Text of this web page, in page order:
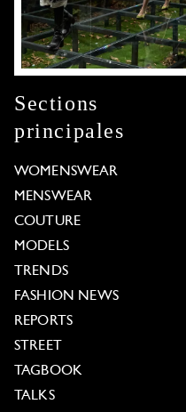
Sections
principales
WOMENSWEAR
MENSWEAR
COUTURE
MODELS
TRENDS
FASHION NEWS
REPORTS
STREET
TAGBOOK
TALKS